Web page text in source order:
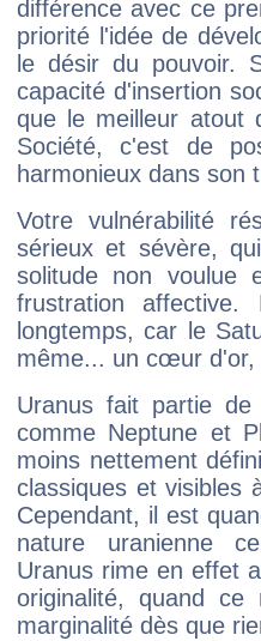
différence avec ce
priorité l'idée de
le désir du pouvoir.
capacité d'insertion
que le meilleur atout
Société, c'est de
harmonieux dans son
Votre vulnérabilité
sérieux et sévère,
solitude non voulue
frustration
longtemps, car le
même... un cœur d'or,
Uranus fait partie
comme Neptune et
moins nettement
classiques et visibles
Cependant, il est
nature uranienne
Uranus rime en effet
originalité, quand ce
marginalité dès que